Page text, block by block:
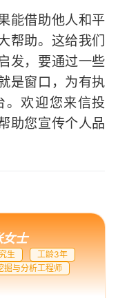
能借助他人和平
帮助。这给我们
发，要通过一些
是窗口，为有执
。欢迎您来信投
助您宣传个人品
女士
生
工龄3年
掘与分析工程师